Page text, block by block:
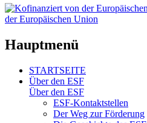
Hauptmenü
STARTSEITE
Über den ESF
Über den ESF
ESF-Kon­takt­stel­len
Der Weg zur För­de­rung